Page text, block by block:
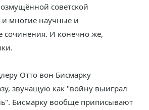
советской
и многие научные и
сочинения. И конечно же,
Отто вон Бисмарку
звучащую как "войну выиграл
Бисмарку вообще приписывают